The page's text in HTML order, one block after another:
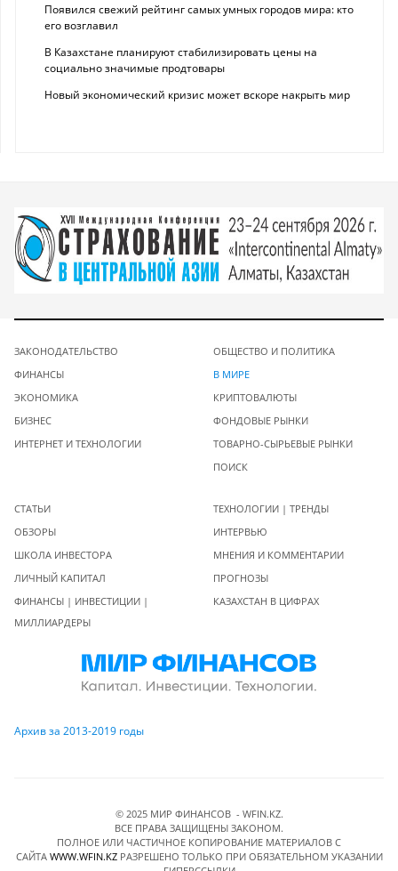
Появился свежий рейтинг самых умных городов мира: кто
его возглавил
В Казахстане планируют стабилизировать цены на
социально значимые продтовары
Новый экономический кризис может вскоре накрыть мир
ЗАКОНОДАТЕЛЬСТВО
ФИНАНСЫ
ЭКОНОМИКА
БИЗНЕС
ИНТЕРНЕТ И ТЕХНОЛОГИИ
ОБЩЕСТВО И ПОЛИТИКА
В МИРЕ
КРИПТОВАЛЮТЫ
ФОНДОВЫЕ РЫНКИ
ТОВАРНО-СЫРЬЕВЫЕ РЫНКИ
ПОИСК
СТАТЬИ
ОБЗОРЫ
ШКОЛА ИНВЕСТОРА
ЛИЧНЫЙ КАПИТАЛ
ФИНАНСЫ | ИНВЕСТИЦИИ |
МИЛЛИАРДЕРЫ
ТЕХНОЛОГИИ | ТРЕНДЫ
ИНТЕРВЬЮ
МНЕНИЯ И КОММЕНТАРИИ
ПРОГНОЗЫ
КАЗАХСТАН В ЦИФРАХ
Архив за 2013-2019 годы
© 2025 МИР ФИНАНСОВ - WFIN.KZ.
ВСЕ ПРАВА ЗАЩИЩЕНЫ ЗАКОНОМ.
ПОЛНОЕ ИЛИ ЧАСТИЧНОЕ КОПИРОВАНИЕ МАТЕРИАЛОВ C
САЙТА WWW.WFIN.KZРАЗРЕШЕНО ТОЛЬКО ПРИ ОБЯЗАТЕЛЬНОМ УКАЗАНИИ